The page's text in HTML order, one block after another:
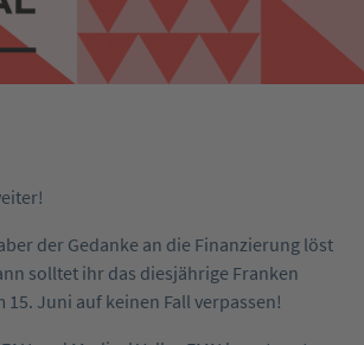
der Gedanke an die Finanzierung löst
solltet ihr das diesjährige Franken
15. Juni auf keinen Fall verpassen!